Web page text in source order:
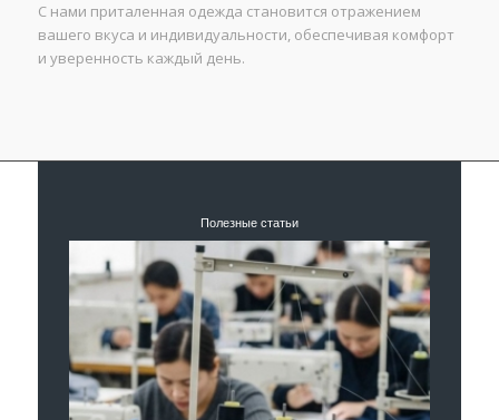
С нами приталенная одежда становится отражением
вашего вкуса и индивидуальности, обеспечивая комфорт
и уверенность каждый день.
Полезные статьи